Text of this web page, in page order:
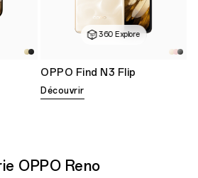
360 Explore
OPPO Find N3 Flip
Découvrir
OPPO Reno